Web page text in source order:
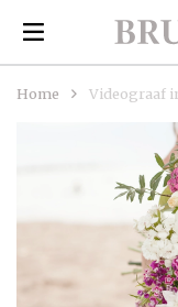
Home Videograaf